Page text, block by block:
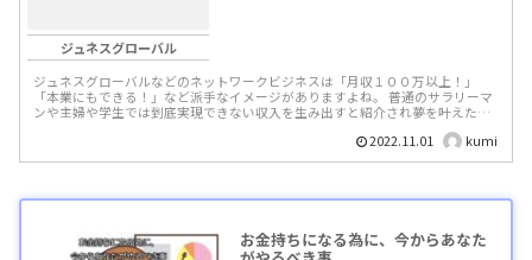
ジュネスグローバル
ジュネスグローバルなどのネットワークビジネスは「月収１００万以上！」
「本業にもできる！」など派手なイメージがありますよね。 普通のサラリーマ
ンや主婦や学生では到底実現できない収入を生み出すと紹介され夢を叶えたい
2022.11.01 kumi
お金持ちになる為に、今からあなた